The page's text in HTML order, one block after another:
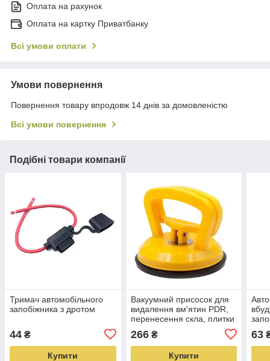
Оплата на рахунок
Оплата на картку Приватбанку
Всі умови оплати
Умови повернення
Повернення товару впродовж 14 днів за домовленістю
Всі умови повернення
Подібні товари компанії
Тримач автомобільного
запобіжника з дротом
44 ₴
Купити
Вакуумний присосок для
видалення вм'ятин PDR,
перенесення скла, плитки
266₴
Купити
63